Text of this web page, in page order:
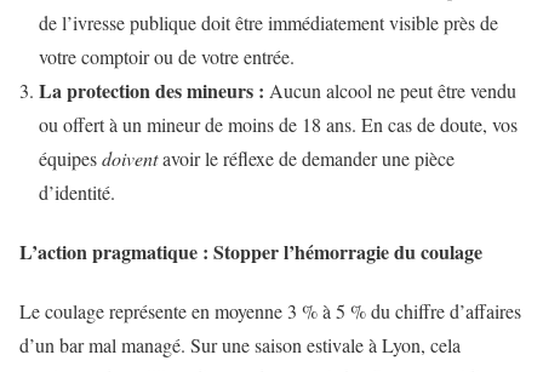
de l’ivresse publique doit être immédiatement visible près de
votre comptoir ou de votre entrée.
La protection des mineurs : Aucun alcool ne peut être vendu
ou offert à un mineur de moins de 18 ans. En cas de doute, vos
équipesdoiventavoir le réflexe de demander une pièce
d’identité.
L’action pragmatique : Stopper l’hémorragie du coulage
Le coulage représente en moyenne 3 % à 5 % du chiffre d’affaires
d’un bar mal managé. Sur une saison estivale à Lyon, cela